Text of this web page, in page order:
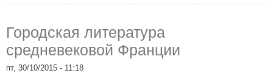
Городская литература
средневековой Франции
пт, 30/10/2015 - 11:18